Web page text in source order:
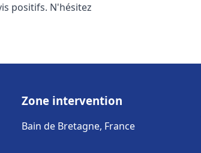
positifs. N'hésitez
Zone intervention
Bain de Bretagne, France